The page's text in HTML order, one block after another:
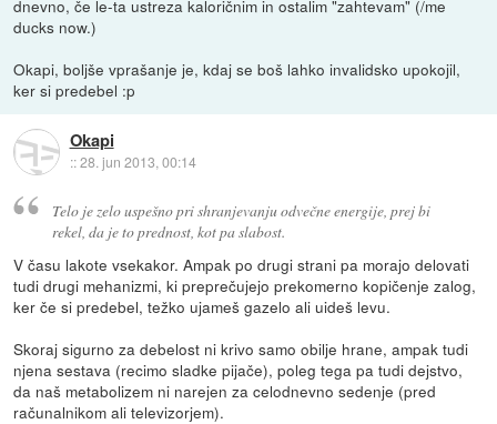
dnevno, če le-ta ustreza kaloričnim in ostalim "zahtevam" (/me
ducks now.)
Okapi, boljše vprašanje je, kdaj se boš lahko invalidsko upokojil,
ker si predebel :p
Okapi
::28. jun 2013, 00:14
Telo je zelo uspešno pri shranjevanju odvečne energije, prej bi
rekel, da je to prednost, kot pa slabost.
V času lakote vsekakor. Ampak po drugi strani pa morajo delovati
tudi drugi mehanizmi, ki preprečujejo prekomerno kopičenje zalog,
ker če si predebel, težko ujameš gazelo ali uideš levu.
Skoraj sigurno za debelost ni krivo samo obilje hrane, ampak tudi
njena sestava (recimo sladke pijače), poleg tega pa tudi dejstvo,
da naš metabolizem ni narejen za celodnevno sedenje (pred
računalnikom ali televizorjem).